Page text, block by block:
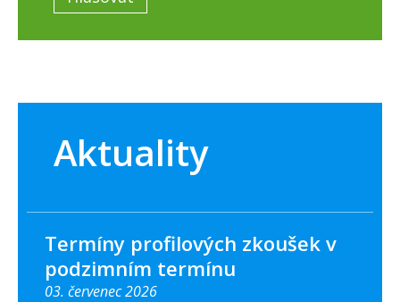
Aktuality
Termíny profilových zkoušek v
podzimním termínu
03. červenec 2026